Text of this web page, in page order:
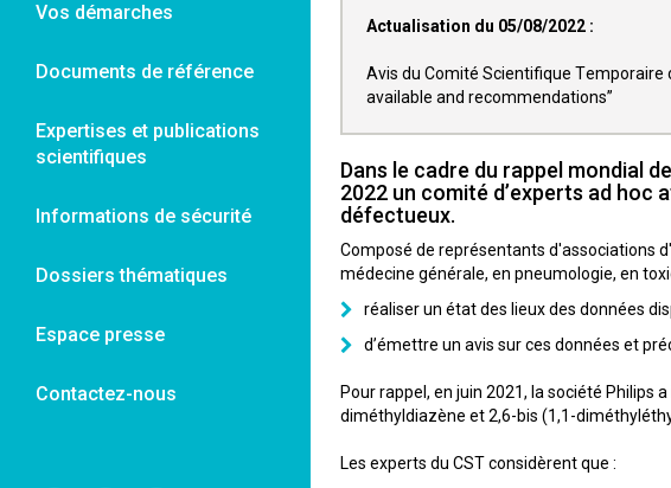
Vos démarches
Documents de référence
Expertises et publications
scientifiques
Informations de sécurité
Dossiers thématiques
Espace presse
Contactez-nous
Actualisation du 05/08/2022 :
Avis du Comité Scientifique Temporaire
available and recommendations”
Dans le cadre du rappel mondial
2022 un comité d’experts ad hoc
défectueux.
Composé de représentants d'associations
médecine générale, en pneumologie, en
réaliser un état des lieux des données
d’émettre un avis sur ces données et
Pour rappel, en juin 2021, la société Philips
diméthyldiazène et 2,6-bis (1,1-
Les experts du CST considèrent que :